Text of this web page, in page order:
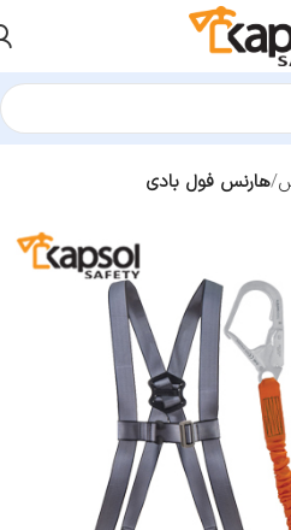
هارنس فول بادی